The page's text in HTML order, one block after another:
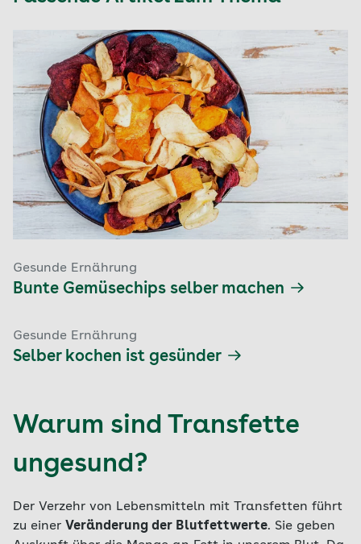
Gesunde Ernährung
Bunte Gemüsechips selber machen
Gesunde Ernährung
Selber kochen ist gesünder
Warum sind Transfette
ungesund?
Der Verzehr von Lebensmitteln mit Transfetten führt
zu einer Veränderung der Blutfettwerte. Sie geben